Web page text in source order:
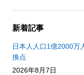
新着記事
日本人人口1億2000
換点
2026年8月7日